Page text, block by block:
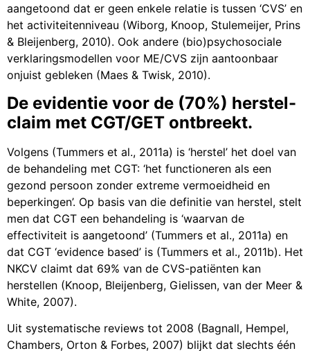
aangetoond dat er geen enkele relatie is tussen ‘CVS’ en
het activiteitenniveau (Wiborg, Knoop, Stulemeijer, Prins
& Bleijenberg, 2010). Ook andere (bio)psychosociale
verklaringsmodellen voor ME/CVS zijn aantoonbaar
onjuist gebleken (Maes & Twisk, 2010).
De evidentie voor de (70%) herstel-
claim met CGT/GET ontbreekt.
Volgens (Tummers et al., 2011a) is ‘herstel’ het doel van
de behandeling met CGT: ‘het functioneren als een
gezond persoon zonder extreme vermoeidheid en
beperkingen’. Op basis van die definitie van herstel, stelt
men dat CGT een behandeling is ‘waarvan de
effectiviteit is aangetoond’ (Tummers et al., 2011a) en
dat CGT ‘evidence based’ is (Tummers et al., 2011b). Het
NKCV claimt dat 69% van de CVS-patiënten kan
herstellen (Knoop, Bleijenberg, Gielissen, van der Meer &
White, 2007).
Uit systematische reviews tot 2008 (Bagnall, Hempel,
Chambers, Orton & Forbes, 2007) blijkt dat slechts één